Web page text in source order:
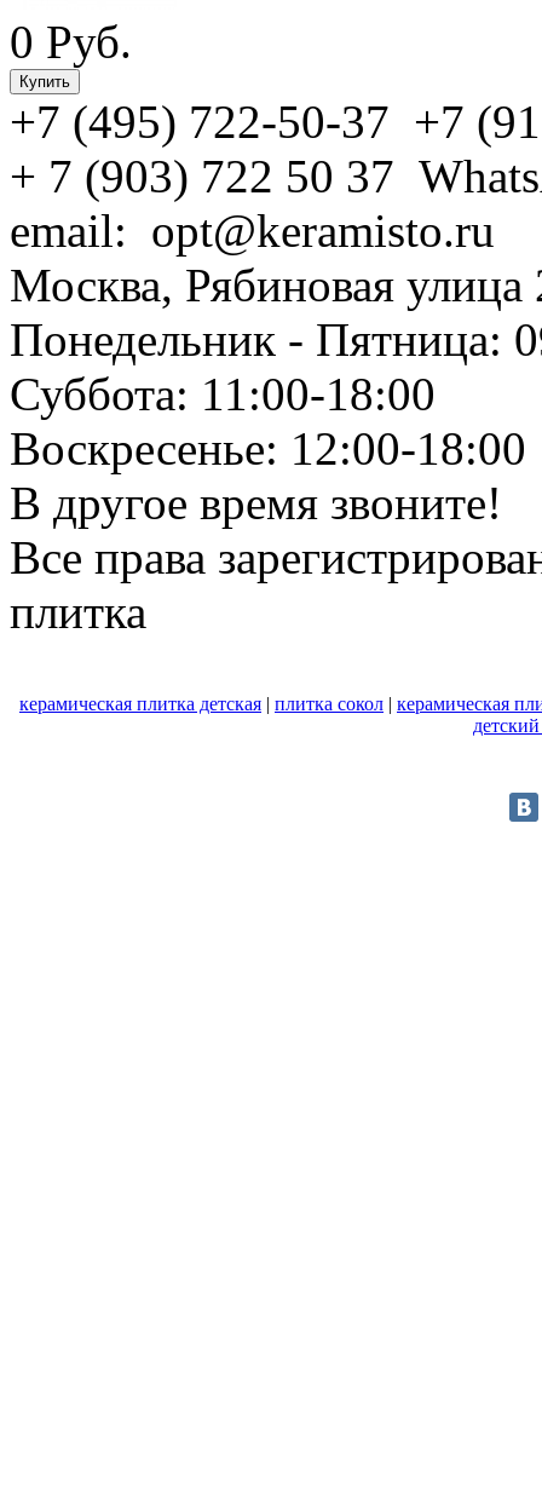
0 Руб.
+7 (495) 722-50-37 +7
+ 7 (903) 722 50 37
email: opt@keramisto.ru
Москва, Рябиновая улица
Понедельник - Пятница:
Суббота: 11:00-18:00
Воскресенье: 12:00-18:00
В другое время звоните!
Все права
плитка
керамическая плитка детская | плитка сокол | керамическая